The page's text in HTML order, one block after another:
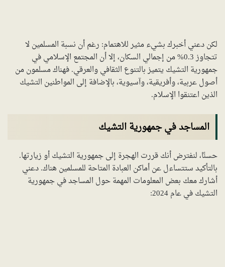
لكن دعني أخبرك بشيء مثير للاهتمام: رغم أن نسبة المسلمين لا
تتجاوز 0.3% من إجمالي السكان، إلا أن المجتمع الإسلامي في
جمهورية التشيك يتميز بالتنوع الثقافي والعرقي. فهناك مسلمون من
أصول عربية، وأفريقية، وآسيوية، بالإضافة إلى المواطنين التشيك
الذين اعتنقوا الإسلام.
المساجد في جمهورية التشيك
حسنًا، لنفترض أنك قررت الهجرة إلى جمهورية التشيك أو زيارتها.
بالتأكيد ستتساءل عن أماكن العبادة المتاحة للمسلمين هناك. دعني
أشارك معك بعض المعلومات المهمة حول المساجد في جمهورية
التشيك في عام 2024: